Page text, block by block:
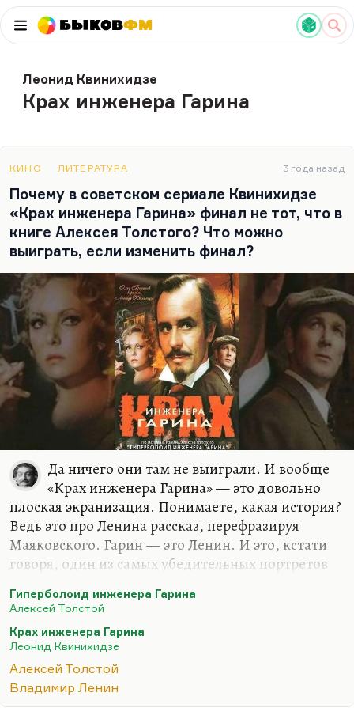
БыковФМ
Леонид Квинихидзе
Крах инженера Гарина
КИНО ЛИТЕРАТУРА 3 года назад
Почему в советском сериале Квинихидзе
«Крах инженера Гарина» финал не тот, что в
книге Алексея Толстого? Что можно
выиграть, если изменить финал?
Да ничего они там не выиграли. И вообще
«Крах инженера Гарина» — это довольно
плоская экранизация. Понимаете, какая история?
Ведь это про Ленина рассказ, перефразируя
Маяковского. Гарин — это Ленин. И это, кстати
говоря, один из самых убедительных портретов
манера покачиваться на каблуках, эти жесты, там
Только Гарин не лысый. Это такой русский
инженер. Он восходит, конечно, и к Гарину-
Михайло́вскому, точнее — к Гарину-
Миха́йловскому, как его Толстой себе и
Гиперболоид инженера Гарина
Алексей Толстой
Крах инженера Гарина
Леонид Квинихидзе
Алексей Толстой
Владимир Ленин